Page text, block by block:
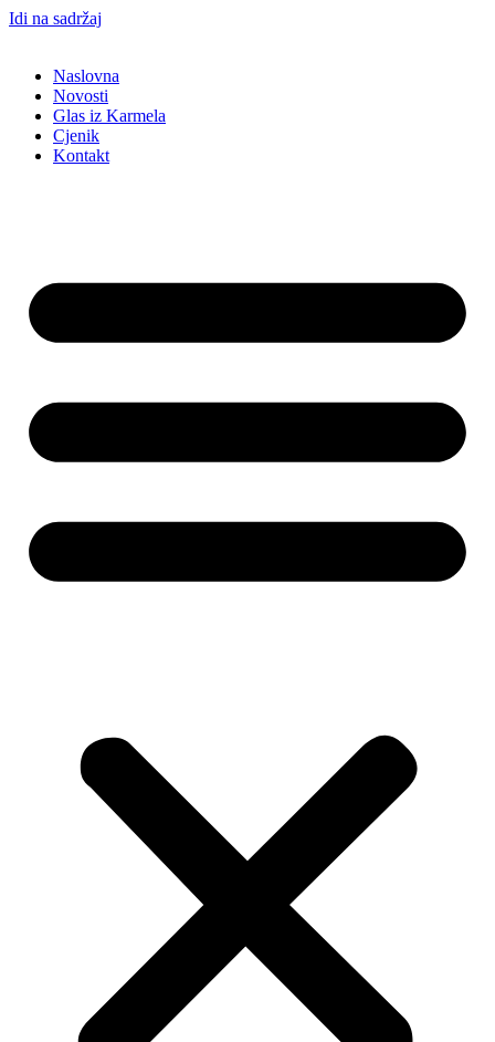
Idi na sadržaj
Naslovna
Novosti
Glas iz Karmela
Cjenik
Kontakt